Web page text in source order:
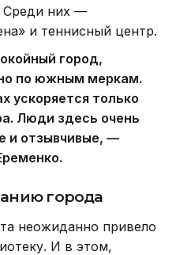
Среди них —
и теннисный центр.
город,
по южным меркам.
ускоряется только
Люди здесь очень
и отзывчивые, —
города
неожиданно привело
И в этом,